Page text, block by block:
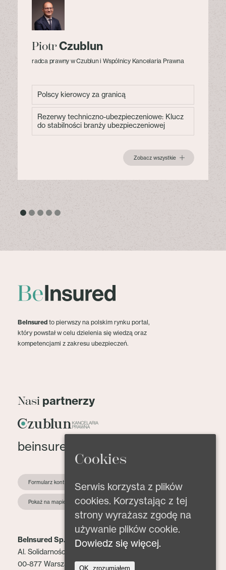
PiotrCzublun
radca prawny w Czublun i Wspólnicy Kancelaria Prawna
Polscy kierowcy za granicą
Rezerwy techniczno-ubezpieczeniowe: Klucz
do stabilności branży ubezpieczeniowej
Zobacz wszystkie
BeInsured to pierwszy na polskim rynku portal,
który powstał w celu dzielenia się wiedzą oraz
kompetencjami z zakresu ubezpieczeń.
Nasi partnerzy
beinsured@beinsured.pl
Formularz kontaktowy
Pokaż na mapie
BeInsured Sp. z o.o.
Al. Solidarności 153 lok. 2
00-877 Warszawa
Cookies
Serwis korzysta z plików
cookies. Korzystając z tej
strony wyrażasz zgodę na
używanie plików cookie.
Dowiedz się więcej.
OK, zrozumiałem